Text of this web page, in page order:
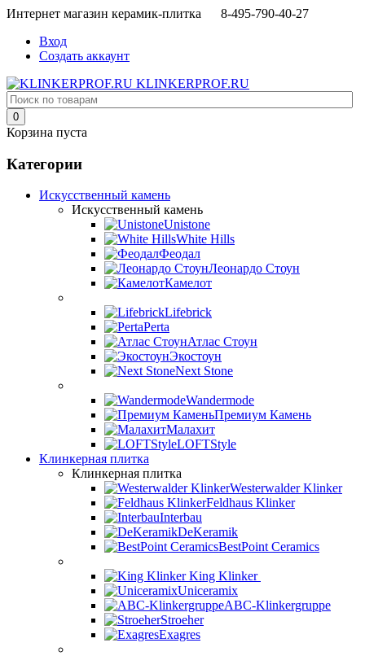
Интернет магазин керамик-плитка 8-495-790-40-27
Вход
Создать аккаунт
KLINKERPROF.RU
0
Корзина пуста
Категории
Искусственный камень
Искусственный камень
Unistone
White Hills
Феодал
Леонардо Стоун
Камелот
Lifebrick
Perta
Атлас Стоун
Экостоун
Next Stone
Wandermode
Премиум Камень
Малахит
LOFTStyle
Клинкерная плитка
Клинкерная плитка
Westerwalder Klinker
Feldhaus Klinker
Interbau
DeKeramik
BestPoint Ceramics
King Klinker
Uniceramix
ABC-Klinkergruppe
Stroeher
Exagres